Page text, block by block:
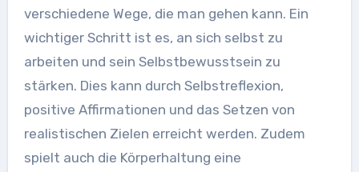
verschiedene Wege, die man gehen kann. Ein
wichtiger Schritt ist es, an sich selbst zu
arbeiten und sein Selbstbewusstsein zu
stärken. Dies kann durch Selbstreflexion,
positive Affirmationen und das Setzen von
realistischen Zielen erreicht werden. Zudem
spielt auch die Körperhaltung eine